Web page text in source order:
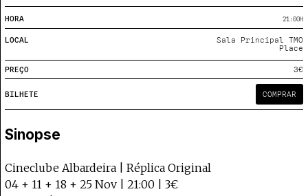
Por Localidade
Locais
Mapa
Submeter Eventos
Cursos Curtos
Recursos
Publicações
Projecto e Equipa
Estatuto Editorial
Ficha Técnica
Contactar
Política de privacidade - App
Coffeelabs Cursos curtos
Mantém viva a culturaApoiar
HORA 21:00H
LOCAL
Sala Principal TMO
Place
PREÇO 3€
BILHETE COMPRAR
Sinopse
Cineclube Albardeira | Réplica Original
04 + 11 + 18 + 25 Nov | 21:00 | 3€